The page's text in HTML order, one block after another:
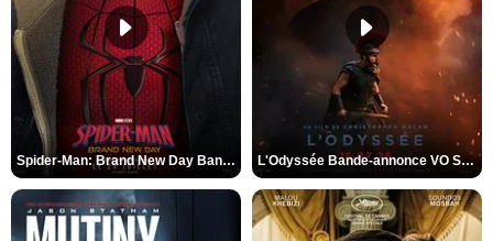
Spider-Man: Brand New Day Bande-annonce VO STFR L'Odyssée Bande-annonce VO STFR